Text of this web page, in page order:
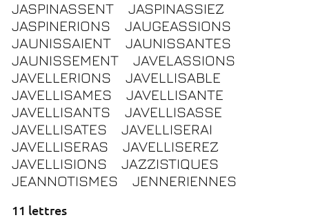
JASPINASSENT
JASPINASSIEZ
JASPINERIONS
JAUGEASSIONS
JAUNISSAIENT
JAUNISSANTES
JAUNISSEMENT
JAVELASSIONS
JAVELLERIONS
JAVELLISABLE
JAVELLISAMES
JAVELLISANTE
JAVELLISANTS
JAVELLISASSE
JAVELLISATES
JAVELLISERAI
JAVELLISERAS
JAVELLISEREZ
JAVELLISIONS
JAZZISTIQUES
JEANNOTISMES
JENNERIENNES
11 lettres